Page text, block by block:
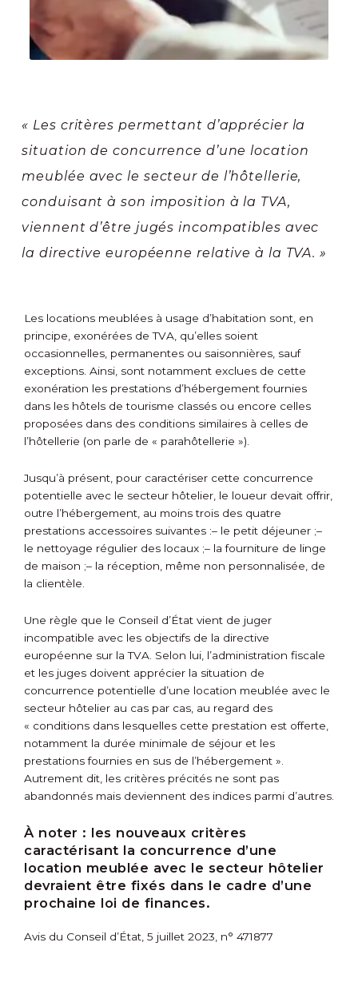
« Les critères permettant d’apprécier la
situation de concurrence d’une location
meublée avec le secteur de l’hôtellerie,
conduisant à son imposition à la TVA,
viennent d’être jugés incompatibles avec
la directive européenne relative à la TVA. »
Les locations meublées à usage d’habitation sont, en
principe, exonérées de TVA, qu’elles soient
occasionnelles, permanentes ou saisonnières, sauf
exceptions. Ainsi, sont notamment exclues de cette
exonération les prestations d’hébergement fournies
dans les hôtels de tourisme classés ou encore celles
proposées dans des conditions similaires à celles de
l’hôtellerie (on parle de « parahôtellerie »).
Jusqu’à présent, pour caractériser cette concurrence
potentielle avec le secteur hôtelier, le loueur devait offrir,
outre l’hébergement, au moins trois des quatre
prestations accessoires suivantes :– le petit déjeuner ;–
le nettoyage régulier des locaux ;– la fourniture de linge
de maison ;– la réception, même non personnalisée, de
la clientèle.
Une règle que le Conseil d’État vient de juger
incompatible avec les objectifs de la directive
européenne sur la TVA. Selon lui, l’administration fiscale
et les juges doivent apprécier la situation de
concurrence potentielle d’une location meublée avec le
secteur hôtelier au cas par cas, au regard des
« conditions dans lesquelles cette prestation est offerte,
notamment la durée minimale de séjour et les
prestations fournies en sus de l’hébergement ».
Autrement dit, les critères précités ne sont pas
abandonnés mais deviennent des indices parmi d’autres.
À noter : les nouveaux critères
caractérisant la concurrence d’une
location meublée avec le secteur hôtelier
devraient être fixés dans le cadre d’une
prochaine loi de finances.
Avis du Conseil d’État, 5 juillet 2023, n° 471877